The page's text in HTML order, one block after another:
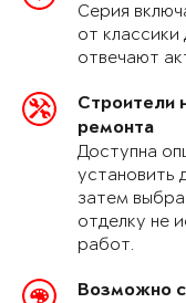
Серия
от
отвечают
Строители
ремонта
Доступна
установить
затем
отделку не
работ.
Возможно